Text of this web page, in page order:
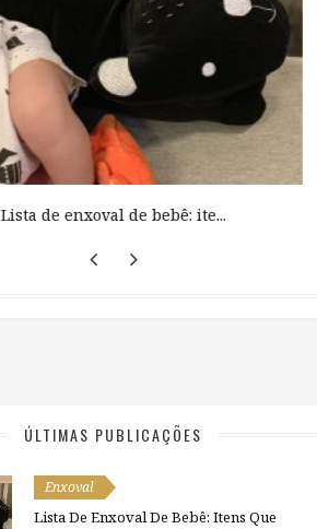
Lista de enxoval de bebê: ite...
ÚLTIMAS PUBLICAÇÕES
Enxoval
Lista De Enxoval De Bebê: Itens Que